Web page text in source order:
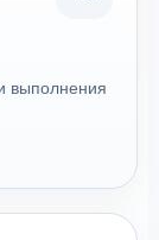
выполнения